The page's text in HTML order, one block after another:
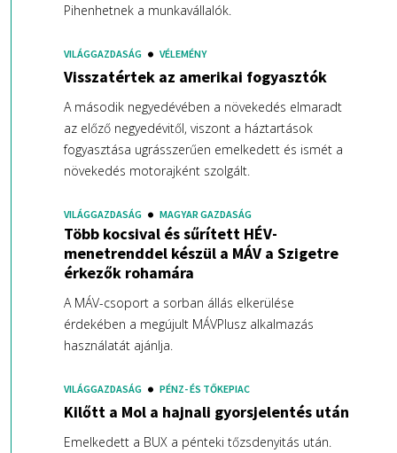
Pihenhetnek a munkavállalók.
VILÁGGAZDASÁG VÉLEMÉNY
Visszatértek az amerikai fogyasztók
A második negyedévében a növekedés elmaradt
az előző negyedévitől, viszont a háztartások
fogyasztása ugrásszerűen emelkedett és ismét a
növekedés motorajként szolgált.
VILÁGGAZDASÁG MAGYAR GAZDASÁG
Több kocsival és sűrített HÉV-
menetrenddel készül a MÁV a Szigetre
érkezők rohamára
A MÁV-csoport a sorban állás elkerülése
érdekében a megújult MÁVPlusz alkalmazás
használatát ajánlja.
VILÁGGAZDASÁG PÉNZ- ÉS TŐKEPIAC
Kilőtt a Mol a hajnali gyorsjelentés után
Emelkedett a BUX a pénteki tőzsdenyitás után.